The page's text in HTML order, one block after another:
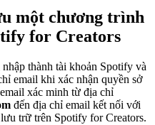
một chương trình
for Creators
thành tài khoản Spotify và
email khi xác nhận quyền sở
xác minh từ địa chỉ
đến địa chỉ email kết nối với
trữ trên Spotify for Creators.